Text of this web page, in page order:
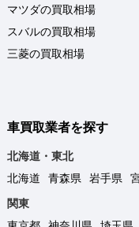
マツダの買取相場
スバルの買取相場
三菱の買取相場
車買取業者を探す
北海道・東北
北海道
青森県 岩手県
関東